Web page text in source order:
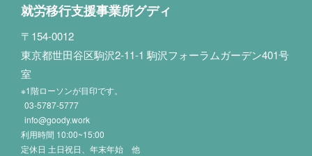
就労移行支援事業所グディ
〒154-0012
東京都世田谷区駒沢2-11-1 駒沢フォーラムガーデン401号
室
※1階ローソンが目印です。
03-5787-5777
info@goody.work
利用時間 10:00~15:00
定休日 土日祝日、年末年始 他